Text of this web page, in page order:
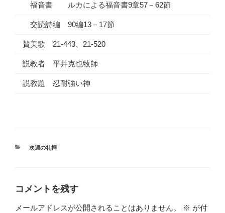
福音書 ルカによる福音書9章57－62節
交読詩編 90編13－17節
賛美歌 21-443、21-520
説教者 平井克也牧師
説教題 忍耐強い神
カ
次週の礼拝
コメントを残す
メールアドレスが公開されることはありません。 ※ が付